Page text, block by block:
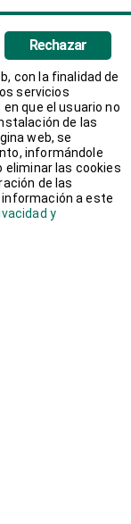
Rechazar
con la finalidad de
servicios
que el usuario no
de las
web, se
informándole
eliminar las cookies
de las
información a este
y